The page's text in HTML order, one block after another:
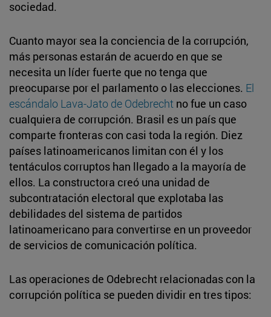
sociedad.
Cuanto mayor sea la conciencia de la corrupción,
más personas estarán de acuerdo en que se
necesita un líder fuerte que no tenga que
preocuparse por el parlamento o las elecciones. El
escándalo Lava-Jato de Odebrecht no fue un caso
cualquiera de corrupción. Brasil es un país que
comparte fronteras con casi toda la región. Diez
países latinoamericanos limitan con él y los
tentáculos corruptos han llegado a la mayoría de
ellos. La constructora creó una unidad de
subcontratación electoral que explotaba las
debilidades del sistema de partidos
latinoamericano para convertirse en un proveedor
de servicios de comunicación política.
Las operaciones de Odebrecht relacionadas con la
corrupción política se pueden dividir en tres tipos: